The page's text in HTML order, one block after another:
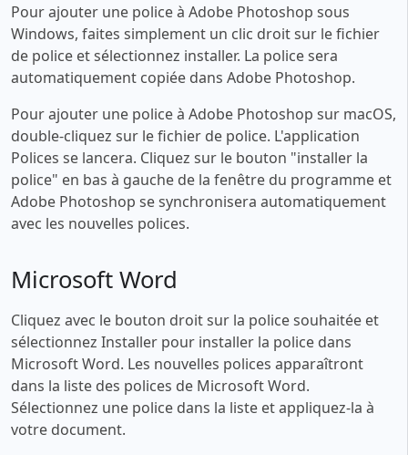
Pour ajouter une police à Adobe Photoshop sous
Windows, faites simplement un clic droit sur le fichier
de police et sélectionnez installer. La police sera
automatiquement copiée dans Adobe Photoshop.
Pour ajouter une police à Adobe Photoshop sur macOS,
double-cliquez sur le fichier de police. L'application
Polices se lancera. Cliquez sur le bouton "installer la
police" en bas à gauche de la fenêtre du programme et
Adobe Photoshop se synchronisera automatiquement
avec les nouvelles polices.
Microsoft Word
Cliquez avec le bouton droit sur la police souhaitée et
sélectionnez Installer pour installer la police dans
Microsoft Word. Les nouvelles polices apparaîtront
dans la liste des polices de Microsoft Word.
Sélectionnez une police dans la liste et appliquez-la à
votre document.